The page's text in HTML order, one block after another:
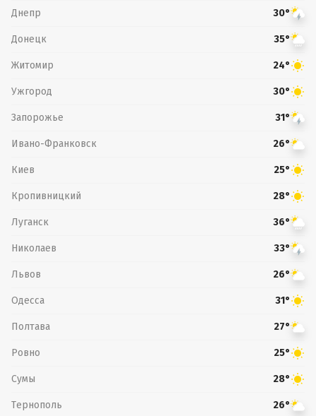
Днепр 30°
Донецк 35°
Житомир 24°
Ужгород 30°
Запорожье 31°
Ивано-Франковск 26°
Киев 25°
Кропивницкий 28°
Луганск 36°
Николаев 33°
Львов 26°
Одесса 31°
Полтава 27°
Ровно 25°
Сумы 28°
Тернополь 26°